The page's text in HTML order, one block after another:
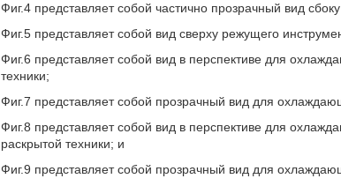
Фиг.4 представляет собой частично прозрачный вид
Фиг.5 представляет собой вид сверху режущего
Фиг.6 представляет собой вид в перспективе для
техники;
Фиг.7 представляет собой прозрачный вид для
Фиг.8 представляет собой вид в перспективе для
раскрытой техники; и
Фиг.9 представляет собой прозрачный вид для